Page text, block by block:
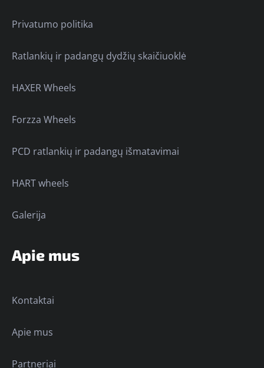
Privatumo politika
Ratlankių ir padangų dydžių skaičiuoklė
HAXER Wheels
Forzza Wheels
PCD ratlankių ir padangų išmatavimai
HART wheels
Galerija
Apie mus
Kontaktai
Apie mus
Partneriai